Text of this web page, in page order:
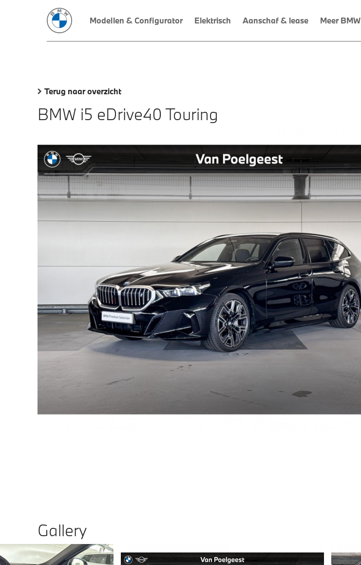
Modellen & Configurator Elektrisch Aanschaf & lease Meer BMW
Terug naar overzicht
BMW i5 eDrive40 Touring
Gallery